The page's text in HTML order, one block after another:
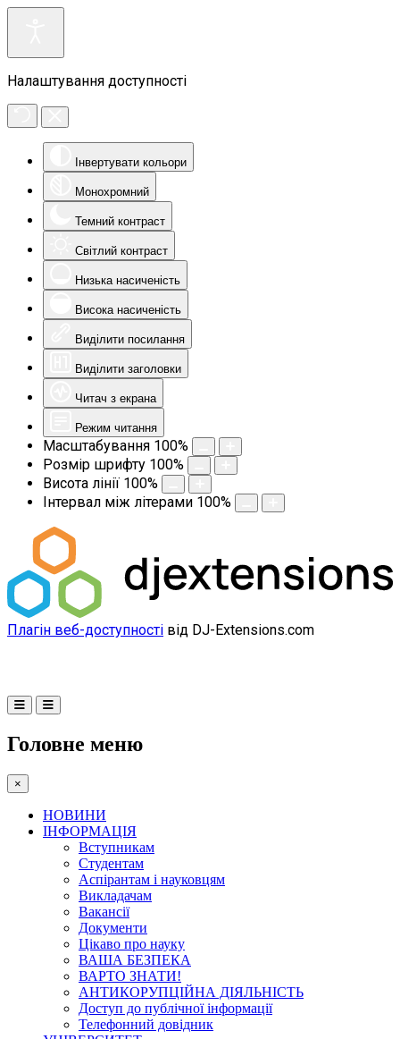
Налаштування доступності
Інвертувати кольори
Монохромний
Темний контраст
Світлий контраст
Низька насиченість
Висока насиченість
Виділити посилання
Виділити заголовки
Читач з екрана
Режим читання
Масштабування 100%
Розмір шрифту 100%
Висота лінії 100%
Інтервал між літерами 100%
Плагін веб-доступності від DJ-Extensions.com
Головне меню
×
НОВИНИ
ІНФОРМАЦІЯ
Вступникам
Студентам
Аспірантам і науковцям
Викладачам
Вакансії
Документи
Цікаво про науку
ВАША БЕЗПЕКА
ВАРТО ЗНАТИ!
АНТИКОРУПЦІЙНА ДІЯЛЬНІСТЬ
Доступ до публічної інформації
Телефонний довідник